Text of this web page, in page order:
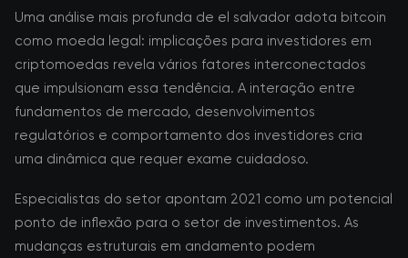
Uma análise mais profunda de el salvador adota bitcoin
como moeda legal: implicações para investidores em
criptomoedas revela vários fatores interconectados
que impulsionam essa tendência. A interação entre
fundamentos de mercado, desenvolvimentos
regulatórios e comportamento dos investidores cria
uma dinâmica que requer exame cuidadoso.
Especialistas do setor apontam 2021 como um potencial
ponto de inflexão para o setor de investimentos. As
mudanças estruturais em andamento podem